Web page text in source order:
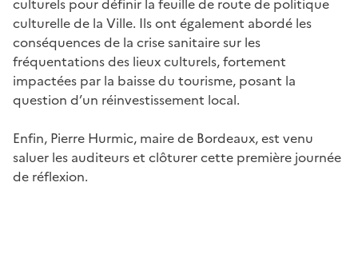
culturelle de la Ville. Ils ont également abordé les
conséquences de la crise sanitaire sur les
fréquentations des lieux culturels, fortement
impactées par la baisse du tourisme, posant la
question d’un réinvestissement local.
Enfin, Pierre Hurmic, maire de Bordeaux, est venu
saluer les auditeurs et clôturer cette première journée
de réflexion.